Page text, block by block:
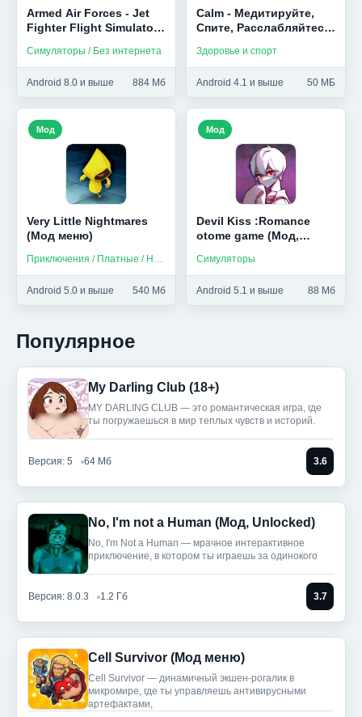
Armed Air Forces - Jet
Fighter Flight Simulator
покупки)
Симуляторы / Без интернета
Android 8.0 и выше 884 Мб
Calm - Медитируйте,
Спите, Расслабляйтесь
Здоровье и спорт
Android 4.1 и выше 50 МБ
Very Little Nightmares
(Мод меню)
Приключения / Платные / На русском
Android 5.0 и выше 540 Мб
Мод
Devil Kiss :Romance
otome game (Мод,
Симуляторы
Android 5.1 и выше 88 Мб
Мод
Популярное
My Darling Club (18+)
MY DARLING CLUB — это романтическая игра, где
ты погружаешься в мир теплых чувств и историй.
Версия: 5 64 Мб 3.6
No, I'm not a Human (Мод, Unlocked)
No, I'm Not a Human — мрачное интерактивное
приключение, в котором ты играешь за одинокого
Версия: 8.0.3 1.2 Гб 3.7
Cell Survivor (Мод меню)
Cell Survivor — динамичный экшен-рогалик в
микромире, где ты управляешь антивирусными
артефактами,